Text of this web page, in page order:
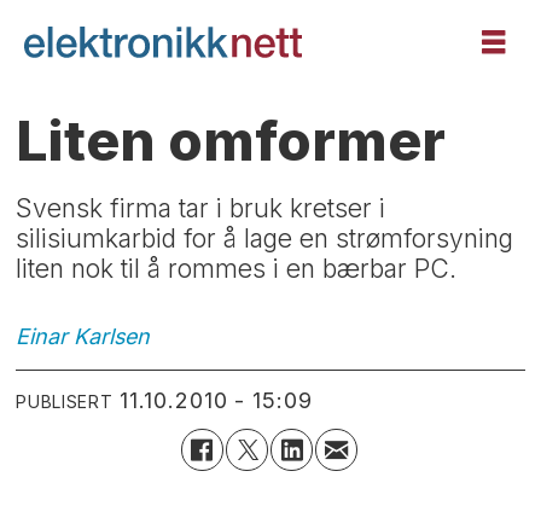
Liten omformer
Svensk firma tar i bruk kretser i
silisiumkarbid for å lage en strømforsyning
liten nok til å rommes i en bærbar PC.
Einar Karlsen
PUBLISERT 11.10.2010 - 15:09